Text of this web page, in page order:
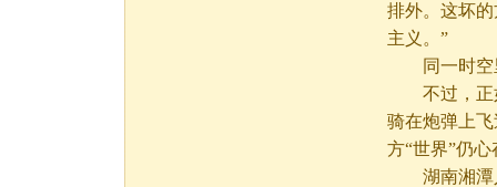
排外。这坏
主义。”
同一时空里
不过，正如
骑在炮弹上
方“世界”仍
湖南湘潭人